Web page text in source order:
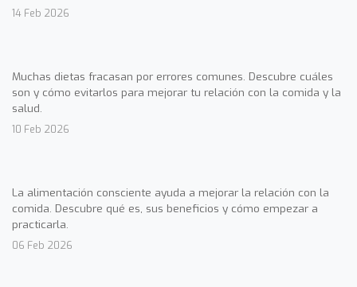
14 Feb 2026
Muchas dietas fracasan por errores comunes. Descubre cuáles
son y cómo evitarlos para mejorar tu relación con la comida y la
salud.
10 Feb 2026
La alimentación consciente ayuda a mejorar la relación con la
comida. Descubre qué es, sus beneficios y cómo empezar a
practicarla.
06 Feb 2026